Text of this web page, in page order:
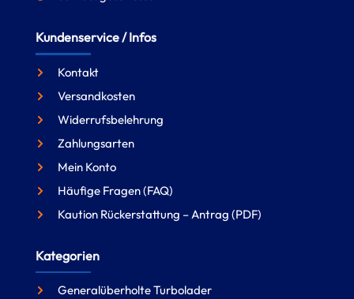
Kundenservice / Infos
Kontakt
Versandkosten
Widerrufsbelehrung
Zahlungsarten
Mein Konto
Häufige Fragen (FAQ)
Kaution Rückerstattung – Antrag (PDF)
Kategorien
Generalüberholte Turbolader